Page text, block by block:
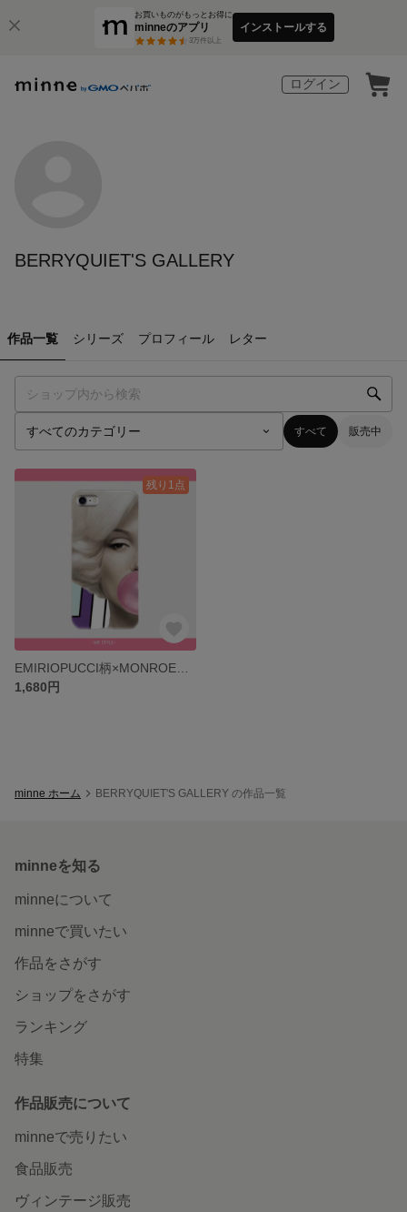
お買いものがもっとお得に
minneのアプリ
3万件以上
インストールする
ログイン
BERRYQUIET'S GALLERY
作品一覧 シリーズ プロフィール レター
すべて 販売中
残り1点
1,680円
minne ホーム BERRYQUIET'S GALLERY の作品一覧
minneを知る
minneについて
minneで買いたい
作品をさがす
ショップをさがす
ランキング
特集
作品販売について
minneで売りたい
食品販売
ヴィンテージ販売